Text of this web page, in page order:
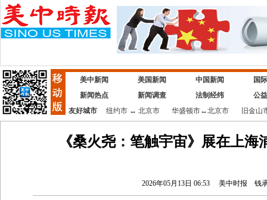
美中新闻 美国新闻 中国新闻
国
新闻热点
新闻调查 法制经纬
公
友好城市
纽约市↔ 北京市 华盛顿市↔北京市 旧金山
《桑火尧：笔触宇宙》展在上海
2026年05月13日 06:53 美中时报 钱